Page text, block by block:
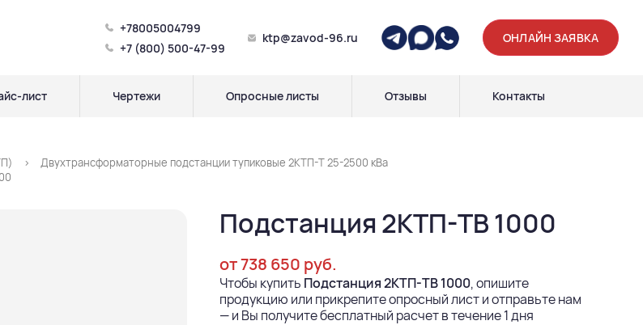
+78005004799
+7 (800) 500-47-99
ktp@zavod-96.ru ОНЛАЙН ЗАЯВКА
лист Чертежи Опросные листы Отзывы Контакты
Двухтрансформаторные подстанции тупиковые 2КТП-Т 25-2500 кВа
Подстанция 2КТП-ТВ 1000
от 738 650 руб.
Чтобы купить Подстанция 2КТП-ТВ 1000, опишите
продукцию или прикрепите опросный лист и отправьте нам
— и Вы получите бесплатный расчет в течение 1 дня